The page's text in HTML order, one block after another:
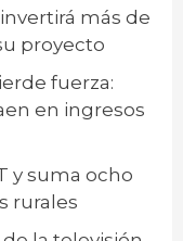
más de
proyecto
fuerza:
en ingresos
y suma ocho
rurales